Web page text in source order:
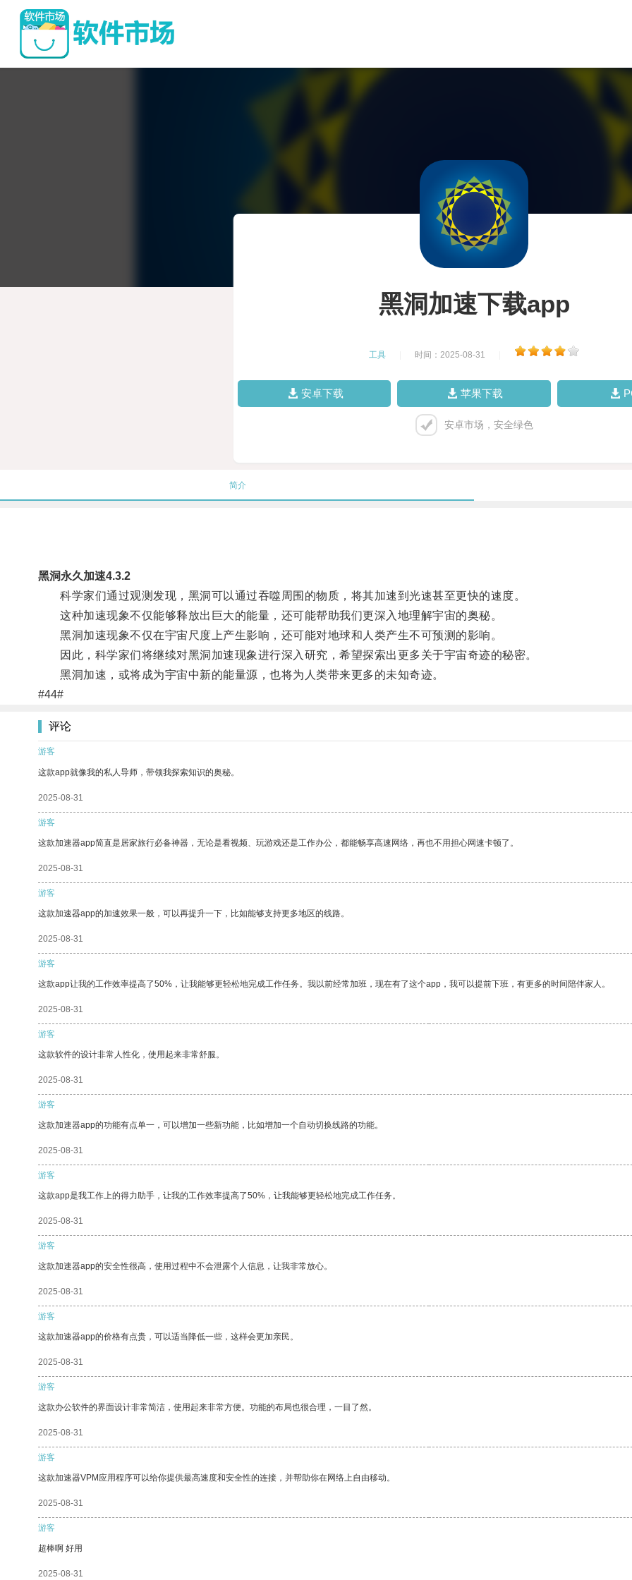
黑洞加速下载app
工具 时间：2025-08-31
安卓下载 苹果下载
安卓市场，安全绿色
简介
黑洞永久加速4.3.2
科学家们通过观测发现，黑洞可以通过吞噬周围的物质，将其加速到光速甚至更快的速度。
这种加速现象不仅能够释放出巨大的能量，还可能帮助我们更深入地理解宇宙的奥秘。
黑洞加速现象不仅在宇宙尺度上产生影响，还可能对地球和人类产生不可预测的影响。
因此，科学家们将继续对黑洞加速现象进行深入研究，希望探索出更多关于宇宙奇迹的秘密。
黑洞加速，或将成为宇宙中新的能量源，也将为人类带来更多的未知奇迹。
#44#
评论
游客
这款app就像我的私人导师，带领我探索知识的奥秘。
2025-08-31
游客
这款加速器app简直是居家旅行必备神器，无论是看视频、玩游戏还是工作办公，都能畅享高速网络，再也不用担心网速卡顿了。
2025-08-31
游客
这款加速器app的加速效果一般，可以再提升一下，比如能够支持更多地区的线路。
2025-08-31
游客
这款app让我的工作效率提高了50%，让我能够更轻松地完成工作任务。我以前经常加班，现在有了这个app，我可以提前下班，有更多的时间陪伴家人。
2025-08-31
游客
这款软件的设计非常人性化，使用起来非常舒服。
2025-08-31
游客
这款加速器app的功能有点单一，可以增加一些新功能，比如增加一个自动切换线路的功能。
2025-08-31
游客
这款app是我工作上的得力助手，让我的工作效率提高了50%，让我能够更轻松地完成工作任务。
2025-08-31
游客
这款加速器app的安全性很高，使用过程中不会泄露个人信息，让我非常放心。
2025-08-31
游客
这款加速器app的价格有点贵，可以适当降低一些，这样会更加亲民。
2025-08-31
游客
这款办公软件的界面设计非常简洁，使用起来非常方便。功能的布局也很合理，一目了然。
2025-08-31
游客
这款加速器VPM应用程序可以给你提供最高速度和安全性的连接，并帮助你在网络上自由移动。
2025-08-31
游客
超棒啊 好用
2025-08-31